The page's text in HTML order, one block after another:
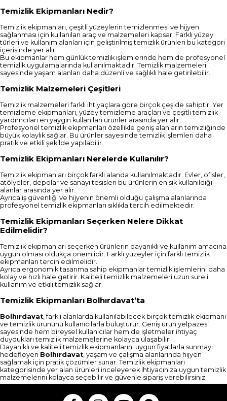
Temizlik Ekipmanları Nedir?
Temizlik ekipmanları, çeşitli yüzeylerin temizlenmesi ve hijyen
sağlanması için kullanılan araç ve malzemeleri kapsar. Farklı yüzey
türleri ve kullanım alanları için geliştirilmiş temizlik ürünleri bu kategori
içerisinde yer alır.
Bu ekipmanlar hem günlük temizlik işlemlerinde hem de profesyonel
temizlik uygulamalarında kullanılmaktadır. Temizlik malzemeleri
sayesinde yaşam alanları daha düzenli ve sağlıklı hale getirilebilir.
Temizlik Malzemeleri Çeşitleri
Temizlik malzemeleri farklı ihtiyaçlara göre birçok çeşide sahiptir. Yer
temizleme ekipmanları, yüzey temizleme araçları ve çeşitli temizlik
yardımcıları en yaygın kullanılan ürünler arasında yer alır.
Profesyonel temizlik ekipmanları özellikle geniş alanların temizliğinde
büyük kolaylık sağlar. Bu ürünler sayesinde temizlik işlemleri daha
pratik ve etkili şekilde yapılabilir.
Temizlik Ekipmanları Nerelerde Kullanılır?
Temizlik ekipmanları birçok farklı alanda kullanılmaktadır. Evler, ofisler,
atölyeler, depolar ve sanayi tesisleri bu ürünlerin en sık kullanıldığı
alanlar arasında yer alır.
Ayrıca iş güvenliği ve hijyenin önemli olduğu çalışma alanlarında
profesyonel temizlik ekipmanları sıklıkla tercih edilmektedir.
Temizlik Ekipmanları Seçerken Nelere Dikkat
Edilmelidir?
Temizlik ekipmanları seçerken ürünlerin dayanıklı ve kullanım amacına
uygun olması oldukça önemlidir. Farklı yüzeyler için farklı temizlik
ekipmanları tercih edilmelidir.
Ayrıca ergonomik tasarıma sahip ekipmanlar temizlik işlemlerini daha
kolay ve hızlı hale getirir. Kaliteli temizlik malzemeleri uzun süreli
kullanım ve etkili temizlik sağlar.
Temizlik Ekipmanları Bolhırdavat’ta
Bolhırdavat, farklı alanlarda kullanılabilecek birçok temizlik ekipmanı
ve temizlik ürününü kullanıcılarla buluşturur. Geniş ürün yelpazesi
sayesinde hem bireysel kullanıcılar hem de işletmeler ihtiyaç
duydukları temizlik malzemelerine kolayca ulaşabilir.
Dayanıklı ve kaliteli temizlik ekipmanlarını uygun fiyatlarla sunmayı
hedefleyen Bolhırdavat, yaşam ve çalışma alanlarında hijyen
sağlamak için pratik çözümler sunar. Temizlik ekipmanları
kategorisinde yer alan ürünleri inceleyerek ihtiyacınıza uygun temizlik
malzemelerini kolayca seçebilir ve güvenle sipariş verebilirsiniz.